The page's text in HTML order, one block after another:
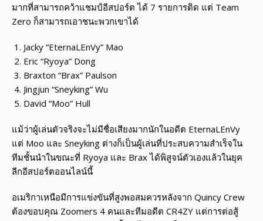
มากที่สามารถคว้าแชมป์อีสปอร์ต ได้ 7 รายการติด แต่ Team
Zero ก็สามารถเอาชนะพวกเขาได้
Jacky “EternaLEnVy” Mao
Eric “Ryoya” Dong
Braxton “Brax” Paulson
Jingjun “Sneyking” Wu
David “Moo” Hull
แม้ว่าผู้เล่นตัวจริงจะไม่มีชื่อเสียงมากนักในอดีต EternaLEnVy
แต่ Moo และ Sneyking ต่างก็เป็นผู้เล่นที่ประสบความสำเร็จใน
ทีมชั้นนำในขณะที่ Ryoya และ Brax ได้พิสูจน์ตัวเองแล้วในยุค
ลีกอีสปอร์ตออนไลน์นี้
อเมริกาเหนือมีการแข่งขันที่สูงพอสมควรหลังจาก Quincy Crew
ต้องขอบคุณ Zoomers 4 คนและทีมอดีต CR4ZY แต่การต่อสู้